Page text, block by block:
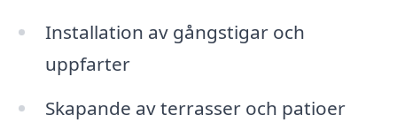
Installation av gångstigar och
uppfarter
Skapande av terrasser och patioer